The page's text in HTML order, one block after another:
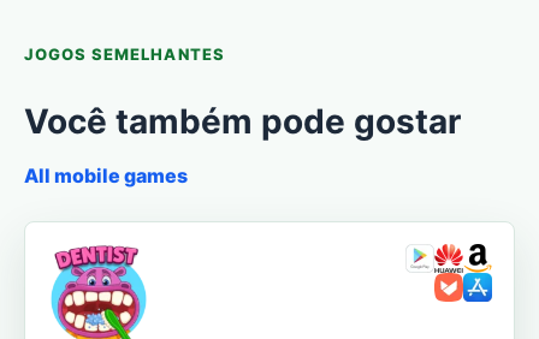
JOGOS SEMELHANTES
Você também pode gostar
All mobile games